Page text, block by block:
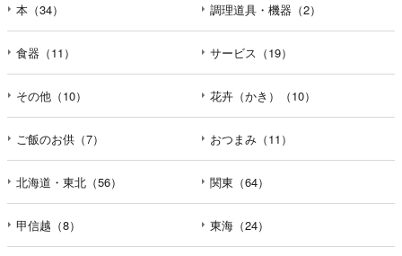
本（34） 調理道具・機器（2）
食器（11） サービス（19）
その他（10） 花卉（かき）（10）
ご飯のお供（7） おつまみ（11）
北海道・東北（56） 関東（64）
甲信越（8） 東海（24）